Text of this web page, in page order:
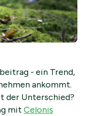
- ein Trend,
ankommt.
der Unterschied?
mit Celonis